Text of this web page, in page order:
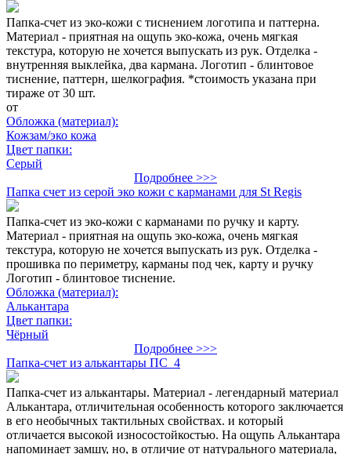
Папка-счет из эко-кожи с тиснением логотипа и паттерна.
Материал - приятная на ощупь эко-кожа, очень мягкая
текстура, которую не хочется выпускать из рук. Отделка -
внутренняя выклейка, два кармана. Логотип - блинтовое
тиснение, паттерн, шелкография. *стоимость указана при
тираже от 30 шт.
от
Обложка (материал):
Кожзам/эко кожа
Цвет папки:
Серый
Подробнее >>>
Папка счет из серой эко кожи с карманами для St Regis
Папка-счет из эко-кожи с карманами по ручку и карту.
Материал - приятная на ощупь эко-кожа, очень мягкая
текстура, которую не хочется выпускать из рук. Отделка -
прошивка по периметру, карманы под чек, карту и ручку
Логотип - блинтовое тиснение.
Обложка (материал):
Алькантара
Цвет папки:
Чёрный
Подробнее >>>
Папка-счет из алькантары ПС_4
Папка-счет из алькантары. Материал - легендарный материал
Алькантара, отличительная особенность которого заключается
в его необычных тактильных свойствах. и который
отличается высокой износостойкостью. На ощупь Алькантара
напоминает замшу, но, в отличие от натурального материала,